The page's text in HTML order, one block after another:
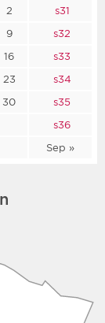
Sep »
2
s31
9
s32
16
s33
23
s34
30
s35
s36